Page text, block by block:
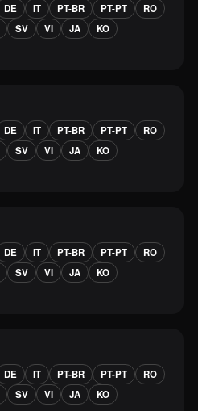
DE IT PT-BR PT-PT
RO
SV VI JA
KO
DE IT PT-BR PT-PT
RO
SV VI JA
KO
DE IT PT-BR PT-PT
RO
SV VI JA
KO
DE IT PT-BR PT-PT
RO
SV VI JA
KO